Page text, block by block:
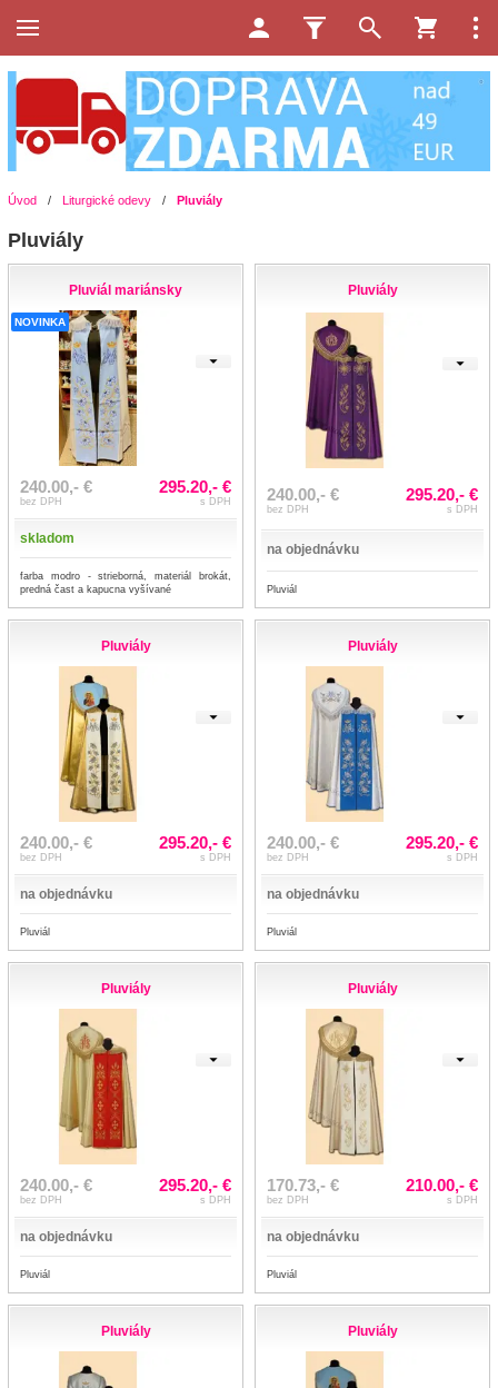
Úvod / Liturgické odevy / Pluviály
Pluviály
Pluviál mariánsky
NOVINKA
240.00,- €
bez DPH
295.20,- €
s DPH
skladom
farba modro - strieborná, materiál brokát,
predná čast a kapucna vyšívané
Pluviály
240.00,- €
bez DPH
295.20,- €
s DPH
na objednávku
Pluviál
Pluviály
240.00,- €
bez DPH
295.20,- €
s DPH
na objednávku
Pluviál
Pluviály
240.00,- €
bez DPH
295.20,- €
s DPH
na objednávku
Pluviál
Pluviály
240.00,- €
bez DPH
295.20,- €
s DPH
na objednávku
Pluviál
Pluviály
170.73,- €
bez DPH
210.00,- €
s DPH
na objednávku
Pluviál
Pluviály Pluviály